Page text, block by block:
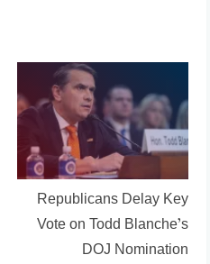
Republicans Delay Key
Vote on Todd Blanche’s
DOJ Nomination